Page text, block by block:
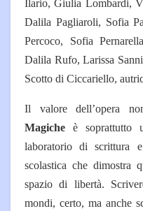
Ilario, Giulia Lombardi,
Dalila Pagliaroli, Sofia
Percoco, Sofia
Dalila Rufo, Larissa
Scotto di Ciccariello,
Il valore dell’opera
Magiche è soprattutto
laboratorio di scrittura e
scolastica che dimostra
spazio di libertà.
mondi, certo, ma anche